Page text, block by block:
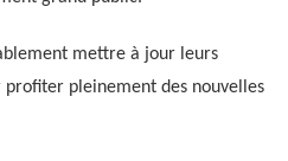
mettre à jour leurs
pleinement des nouvelles